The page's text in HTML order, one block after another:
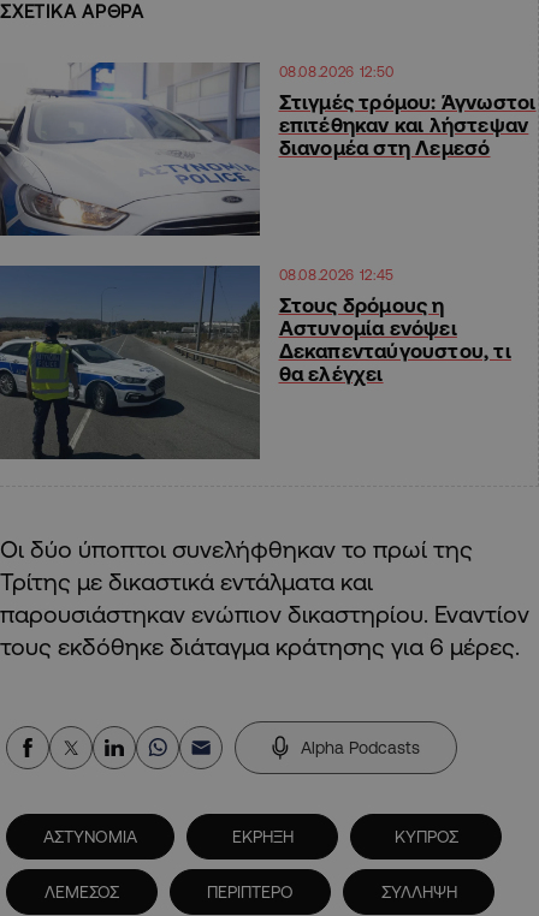
ΣΧΕΤΙΚΑ ΑΡΘΡΑ
08.08.2026 12:50
Στιγμές τρόμου: Άγνωστοι
επιτέθηκαν και λήστεψαν
διανομέα στη Λεμεσό
08.08.2026 12:45
Στους δρόμους η
Αστυνομία ενόψει
Δεκαπενταύγουστου, τι
θα ελέγχει
Οι δύο ύποπτοι συνελήφθηκαν το πρωί της
Τρίτης με δικαστικά εντάλματα και
παρουσιάστηκαν ενώπιον δικαστηρίου. Εναντίον
τους εκδόθηκε διάταγμα κράτησης για 6 μέρες.
Alpha Podcasts
ΑΣΤΥΝΟΜΙΑ ΕΚΡΗΞΗ ΚΥΠΡΟΣ
ΛΕΜΕΣΟΣ ΠΕΡΙΠΤΕΡΟ ΣΥΛΛΗΨΗ